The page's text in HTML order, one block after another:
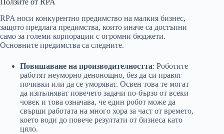
Ползите от RPA
RPA носи конкурентно предимство на малкия бизнес,
защото предлага предимства, които иначе са достъпни
само за големи корпорации с огромни бюджети.
Основните предимства са следните.
Повишаване на производителността: Роботите
работят неуморно денонощно, без да си правят
почивки или да се уморяват. Освен това те могат
да изпълняват повечето задачи по-бързо от всеки
човек и това означава, че един робот може да
свърши работата на много хора за част от времето,
което води до повече резултати от бизнеса като
цяло.